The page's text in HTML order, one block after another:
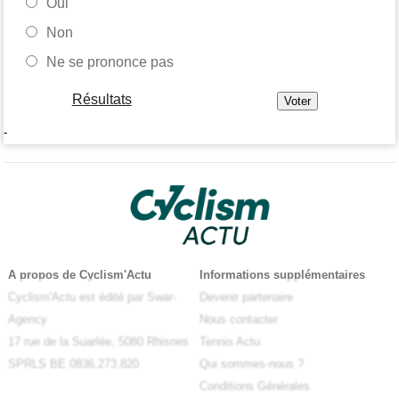
Oui
Non
Ne se prononce pas
Résultats
-
A propos de Cyclism'Actu
Cyclism'Actu est édité par Swar-
Agency
17 rue de la Suarlée, 5080 Rhisnes
SPRLS BE 0836.273.820
Informations supplémentaires
Devenir partenaire
Nous contacter
Tennis Actu
Qui sommes-nous ?
Conditions Générales